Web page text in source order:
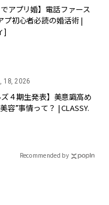
アプリ婚】電話ファース
プ初心者必読の婚活術 |
]
18, 2026
ズ４期生発表】美意識高め
容”事情って？ | CLASSY.
Recommended by